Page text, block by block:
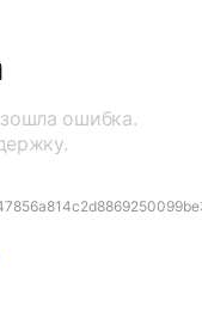
ошибка.